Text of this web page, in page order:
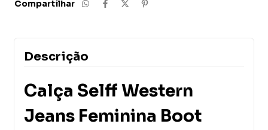
Compartilhar
Descrição
Calça Selff Western
Jeans Feminina Boot